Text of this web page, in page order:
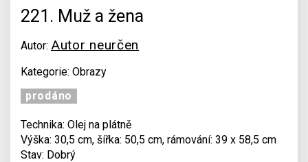
221. Muž a žena
Autor: Autor neurčen
Kategorie: Obrazy
prodáno
Technika: Olej na plátně
Výška: 30,5 cm, šířka: 50,5 cm, rámování: 39 x 58,5 cm
Stav: Dobrý